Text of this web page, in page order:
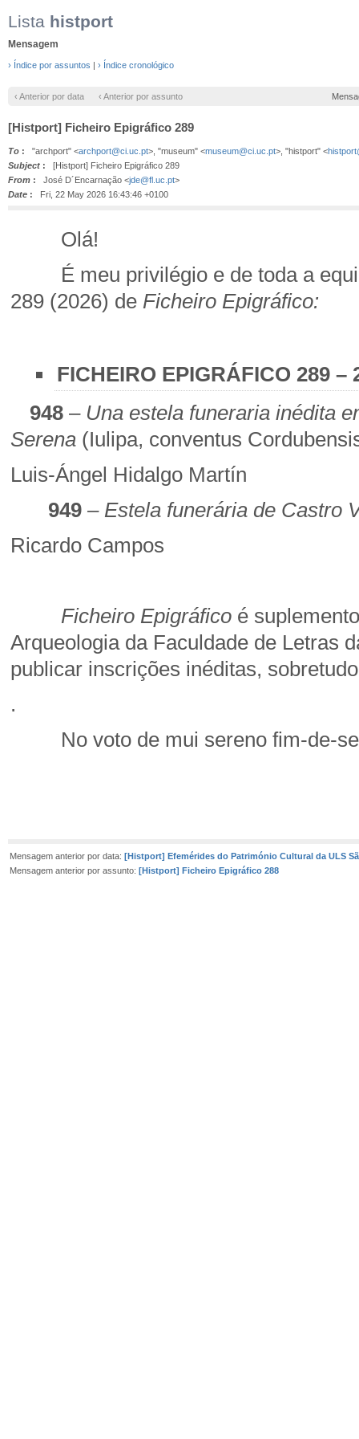
Lista histport
Mensagem
› Índice por assuntos | › Índice cronológico
‹ Anterior por data ‹ Anterior por assunto
[Histport] Ficheiro Epigráfico 289
To : "archport" <archport@ci.uc.pt>, "museum" <museum@ci.uc.pt>, "histport" <
Subject : [Histport] Ficheiro Epigráfico 289
From : José D´Encarnação <jde@fl.uc.pt>
Date : Fri, 22 May 2026 16:43:46 +0100
Olá!
É meu privilégio e de toda a
289 (2026) de Ficheiro Epigráfico:
FICHEIRO EPIGRÁFICO 289 –
948 –Una estela funeraria inédita
Serena (Iulipa, conventus
Luis-Ángel Hidalgo Martín
949 – Estela funerária de Castro
Ricardo Campos
Ficheiro Epigráfico é
Arqueologia da Faculdade de Letras
publicar inscrições inéditas,
.
No voto de mui sereno fim-de-
Mensagem anterior por data: [Histport] Efemérides do Património Cultural da ULS
Mensagem anterior por assunto: [Histport] Ficheiro Epigráfico 288